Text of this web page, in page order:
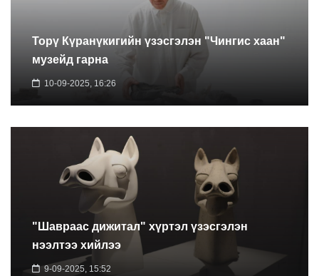
Торү Күранүкигийн үзэсгэлэн "Чингис хаан"
музейд гарна
10-09-2025, 16:26
"Шавраас дижитал" хүртэл үзэсгэлэн
нээлтээ хийлээ
9-09-2025, 15:52